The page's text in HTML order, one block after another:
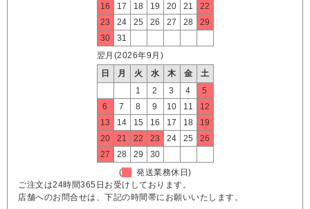
16
17 18 19 20 21
22
23
24 25 26 27 28
29
30
31
翌月(2026年9月)
日
月 火 水 木 金
土
1
2 3 4
5
6
7 8 9 10 11
12
13
14 15 16 17 18
19
20
21 22 23 24 25
26
27
28 29
30
(
発送業務休日)
ご注文は24時間365日お受けしております。
店舗へのお問合せは、下記の時間帯にお願いいたします。